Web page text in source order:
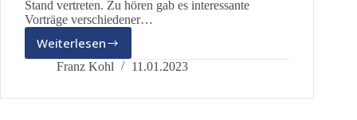
Stand vertreten. Zu hören gab es interessante
Vorträge verschiedener…
WeiterlesenGastbeitrag
zur
in
Franz Kohl 11.01.2023